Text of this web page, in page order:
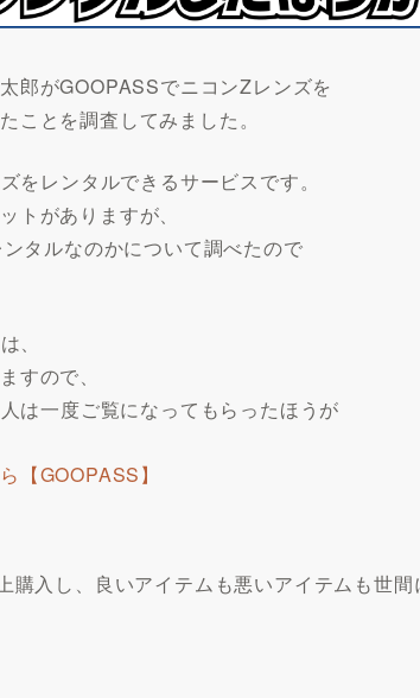
郎がGOOPASSでニコンZレンズを
ことを調査してみました。
レンタルできるサービスです。
トがありますが、
タルなのかについて調べたので
、
すので、
は一度ご覧になってもらったほうが
【GOOPASS】
購入 し、良いアイテムも悪いアイテムも世